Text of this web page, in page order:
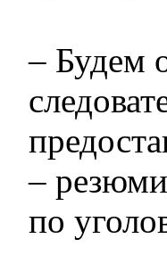
– Будем
–
по